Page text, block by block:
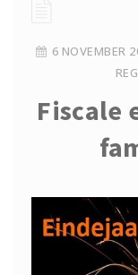
6 NOVEMBER
Fiscale